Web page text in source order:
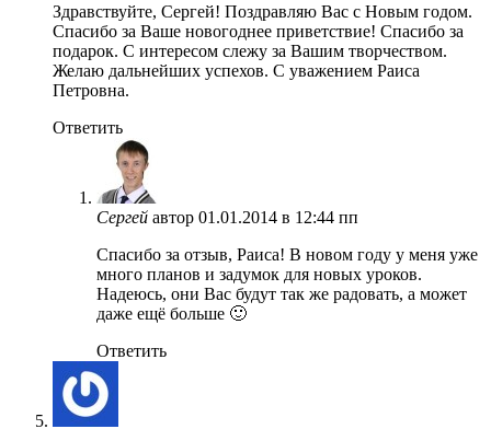
Здравствуйте, Сергей! Поздравляю Вас с Новым годом.
Спасибо за Ваше новогоднее приветствие! Спасибо за
подарок. С интересом слежу за Вашим творчеством.
Желаю дальнейших успехов. С уважением Раиса
Петровна.
Ответить
Сергей автор 01.01.2014 в 12:44 пп
Спасибо за отзыв, Раиса! В новом году у меня уже
много планов и задумок для новых уроков.
Надеюсь, они Вас будут так же радовать, а может
даже ещё больше 🙂
Ответить